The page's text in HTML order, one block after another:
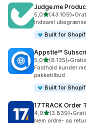
Judge.me
5,0ud af 5 stjerner
(43.109)
43109 •
Indsaml
Built for
Appstle℠
5,0ud af 5 stjerner
(8.135)
8135 anmeldelser
•
Fasthold kunder
pakketilbud
Built for
17TRACK Order
4,9ud af 5 stjerner
(3.839)
3839 anmeldelser
•
Nem ordre- og